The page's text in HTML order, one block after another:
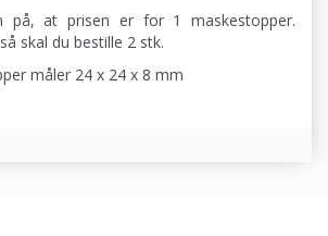
på, at prisen er for 1 maskestopper.
skal du bestille 2 stk.
måler 24 x 24 x 8 mm